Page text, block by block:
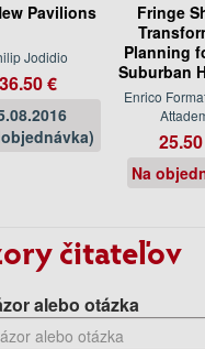
Pavilions
Jodidio
36.50 €
Fringe
Planning
Suburban
Enrico
Na
čitateľov
alebo otázka